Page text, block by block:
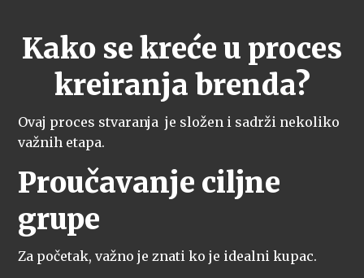
Kako se kreće u proces
kreiranja brenda?
Ovaj proces stvaranja je složen i sadrži nekoliko
važnih etapa.
Proučavanje ciljne
grupe
Za početak, važno je znati ko je idealni kupac.